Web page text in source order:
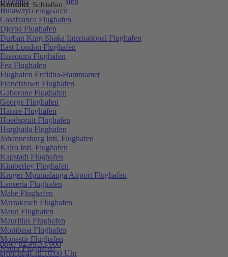
Kontakt Schließen
089 / 82 99 33 900
erreichbar ab 10:00 Uhr
Bulawayo Flughafen
Casablanca Flughafen
Djerba Flughafen
Durban King Shaka International Flughafen
East London Flughafen
Essaouira Flughafen
Fez Flughafen
Flughafen Enfidha-Hammamet
Francistown Flughafen
Gaborone Flughafen
George Flughafen
Harare Flughafen
Hoedspruit Flughafen
Hurghada Flughafen
Johannesburg Intl. Flughafen
Kairo Intl. Flughafen
Kapstadt Flughafen
Kimberley Flughafen
Kruger Mpumalanga Airport Flughafen
Lanseria Flughafen
Mahe Flughafen
Marrakesch Flughafen
Maun Flughafen
Mauritius Flughafen
Mombasa Flughafen
Monastir Flughafen
Nador Flughafen